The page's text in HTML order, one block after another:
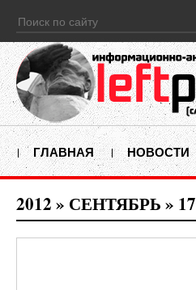
ГЛАВНАЯ НОВОСТИ
2012 » СЕНТЯБРЬ » 17